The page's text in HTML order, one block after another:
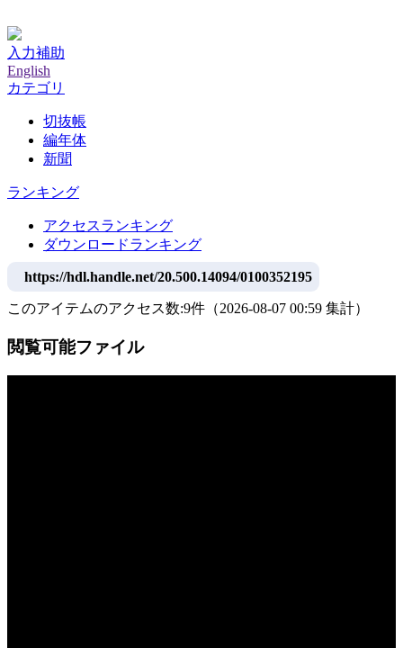
入力補助
English
カテゴリ
切抜帳
編年体
新聞
ランキング
アクセスランキング
ダウンロードランキング
https://hdl.handle.net/20.500.14094/0100352195
このアイテムのアクセス数:9件 （2026-08-07 00:59 集計）
閲覧可能ファイル